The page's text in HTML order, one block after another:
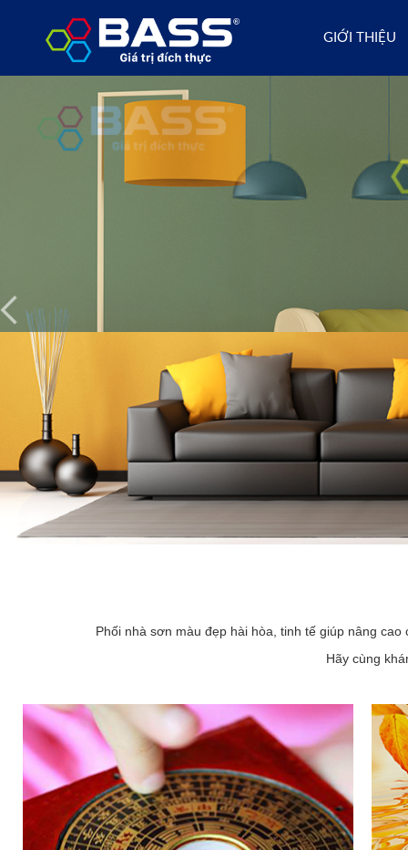
GIỚI THIỆU
Phối nhà sơn màu đẹp hài hòa, tinh tế giúp nâng
Hãy cùng